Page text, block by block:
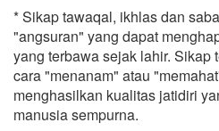
* Sikap tawaqal, ikhlas dan
"angsuran" yang dapat
yang terbawa sejak lahir. Sikap
cara "menanam" atau
menghasilkan kualitas jatidiri
manusia sempurna.